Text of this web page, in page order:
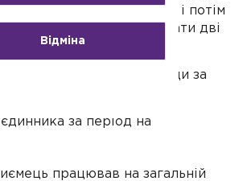
загальної на спрощенку і потім
він має надіслати дві
майновий стан і доходи за
системі.
за період на
працював на загальній
Відміна